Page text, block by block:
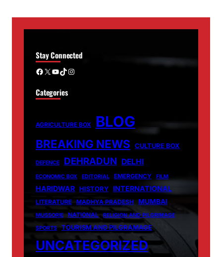
Stay Connected
Facebook X YouTube TikTok Instagram
Categories
AGRICULTURE BOX BLOG
BREAKING NEWS CULTURE BOX
DEFENCE DEHRADUN DELHI
ECONOMIC BOX EDITORIAL EMERGENCY FILM
HARIDWAR HISTORY INTERNATIONAL
LITERATURE MADHYA PRADESH MUMBAI
MUSSORIE NATIONAL
RELIGION AND PILGRIMAGE
SPORTS
TOURISM AND PILGRAMAGE
UNCATEGORIZED